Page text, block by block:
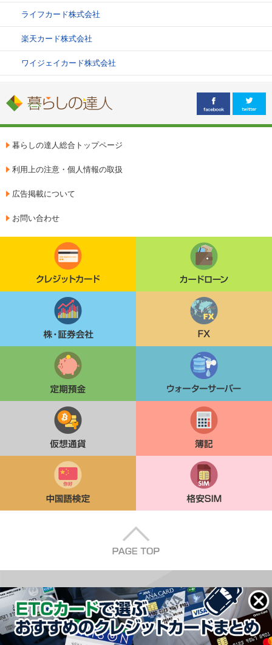
ライフカード株式会社
楽天カード株式会社
ワイジェイカード株式会社
暮らしの達人総合トップページ
利用上の注意・個人情報の取扱
広告掲載について
お問い合わせ
クレジットカード カードローン
株・証券会社 FX
定期貯金 ウォーターサーバー
仮想通貨 簿記
中国語検定 格安SIM
Copyright © 2026 暮らしの達人 kuratsu.com All Rights Reserved.
clos
e